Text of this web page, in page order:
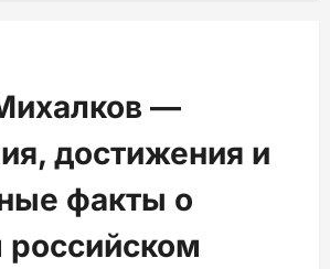
—
достижения и
факты о
российском